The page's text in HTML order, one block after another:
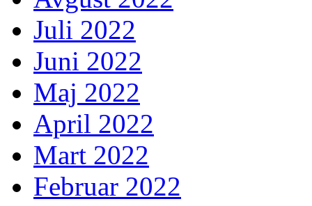
Juli 2022
Juni 2022
Maj 2022
April 2022
Mart 2022
Februar 2022